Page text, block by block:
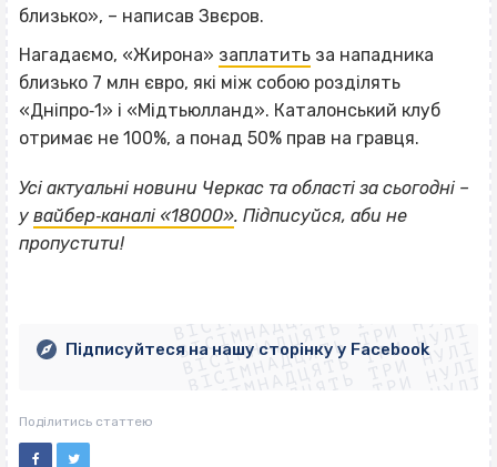
близько», – написав Звєров.
Нагадаємо, «Жирона» заплатить за нападника
близько 7 млн євро, які між собою розділять
«Дніпро‐1» і «Мідтьюлланд». Каталонський клуб
отримає не 100%, а понад 50% прав на гравця.
Усі актуальні новини Черкас та області за сьогодні –
у вайбер‐каналі «18000». Підписуйся, аби не
пропустити!
ВІСІМНАДЦЯТЬ ТРИ НУЛІ
ВІСІМНАДЦЯТЬ ТРИ НУЛІ
ВІСІМНАДЦЯТЬ ТРИ НУЛІ
ВІСІМНАДЦЯТЬ ТРИ НУЛІ
ВІСІМНАДЦЯТЬ ТРИ НУЛІ
ВІСІМНАДЦЯТЬ ТРИ НУЛІ
ВІСІМНАДЦЯТЬ ТРИ НУЛІ
ВІСІМНАДЦЯТЬ ТРИ НУЛІ
Підписуйтеся на нашу сторінку у Facebook
Поділитись статтею